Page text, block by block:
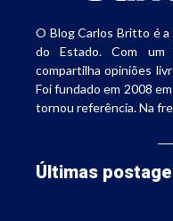
O Blog Carlos Britto é
do Estado. Com um
compartilha opiniões
Foi fundado em 2008
tornou referência. Na
Últimas